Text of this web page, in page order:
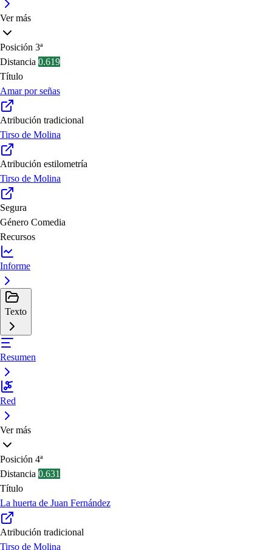
Ver más
Posición 3ª
Distancia 0.619
Título
Amar por señas
Atribución tradicional
Tirso de Molina
Atribución estilometría
Tirso de Molina
Segura
Género Comedia
Recursos
Informe
Texto
Resumen
Red
Ver más
Posición 4ª
Distancia 0.631
Título
La huerta de Juan Fernández
Atribución tradicional
Tirso de Molina